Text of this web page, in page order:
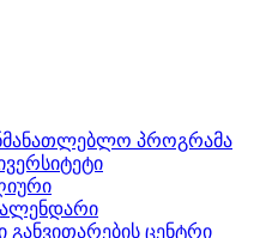
პროგრამა
ცენტრი